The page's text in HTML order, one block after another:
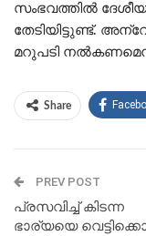
സംഭവത്തിൽ ദേശീയ
തേടിയിട്ടുണ്ട്.
മറുപടി
Share
PREV POST
പ്രസവിച്ച് കിടന്ന
ഭാര്യയെ